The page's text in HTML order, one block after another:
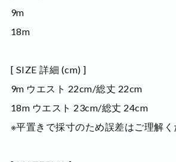
9m
18m
[ SIZE 詳細 (cm) ]
9m ウエスト 22cm/総丈 22cm
18m ウエスト 23cm/総丈 24cm
※平置きで採寸のため誤差はご理解く